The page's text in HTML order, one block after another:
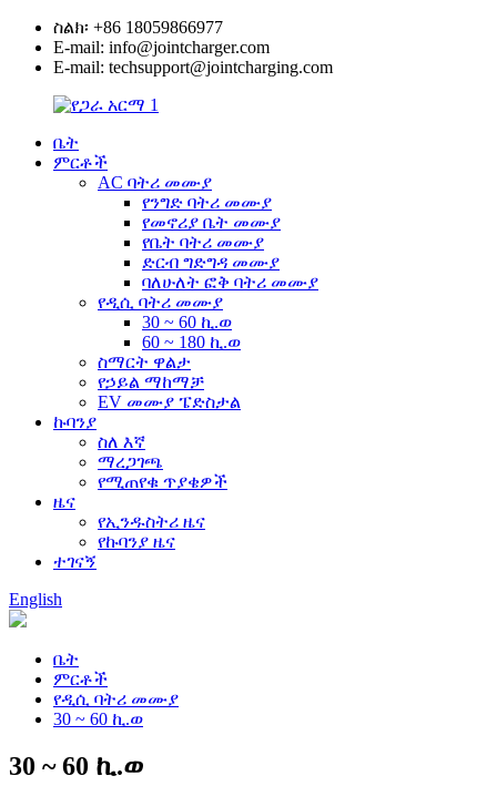
ስልክ፡ +86 18059866977
E-mail: info@jointcharger.com
E-mail: techsupport@jointcharging.com
ቤት
ምርቶች
AC ባትሪ መሙያ
የንግድ ባትሪ መሙያ
የመኖሪያ ቤት መሙያ
የቤት ባትሪ መሙያ
ድርብ ግድግዳ መሙያ
ባለሁለት ፎቅ ባትሪ መሙያ
የዲሲ ባትሪ መሙያ
30 ~ 60 ኪ.ወ
60 ~ 180 ኪ.ወ
ስማርት ዋልታ
የኃይል ማከማቻ
EV መሙያ ፔድስታል
ኩባንያ
ስለ እኛ
ማረጋገጫ
የሚጠየቁ ጥያቄዎች
ዜና
የኢንዱስትሪ ዜና
የኩባንያ ዜና
ተገናኝ
English
ቤት
ምርቶች
የዲሲ ባትሪ መሙያ
30 ~ 60 ኪ.ወ
30 ~ 60 ኪ.ወ